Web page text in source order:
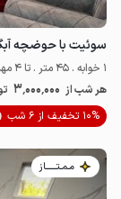
سوئیت با حوضچه
1 خوابه . 45 متر . تا 4 مهمان
هر شب از 3٬000٬000
10% تخفیف از 6 شب
مـمـتــــــاز